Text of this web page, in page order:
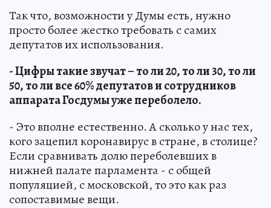
Так что, возможности у Думы есть, нужно
просто более жестко требовать с самих
депутатов их использования.
- Цифры такие звучат – то ли 20, то ли 30, то ли
50, то ли все 60% депутатов и сотрудников
аппарата Госдумы уже переболело.
- Это вполне естественно. А сколько у нас тех,
кого зацепил коронавирус в стране, в столице?
Если сравнивать долю переболевших в
нижней палате парламента - с общей
популяцией, с московской, то это как раз
сопоставимые вещи.